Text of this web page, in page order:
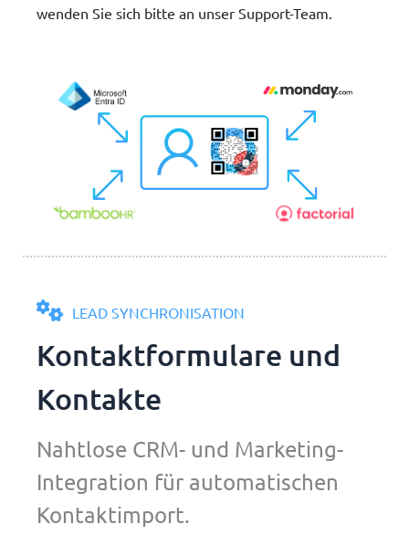
wenden Sie sich bitte an unser Support-Team.
LEAD SYNCHRONISATION
Kontaktformulare und
Kontakte
Nahtlose CRM- und Marketing-
Integration für automatischen
Kontaktimport.